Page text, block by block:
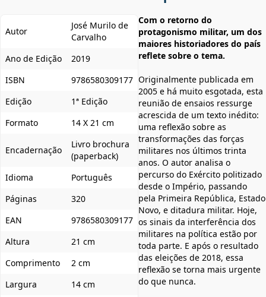
Autor
José Murilo de
Carvalho
Ano de Edição
2019
ISBN
9786580309177
Edição
1ª Edição
Formato
14 X 21 cm
Encadernação
Livro brochura
(paperback)
Idioma
Português
Páginas
320
EAN
9786580309177
Altura
21 cm
Comprimento
2 cm
Largura
14 cm
Com o retorno do
protagonismo militar, um dos
maiores historiadores do país
reflete sobre o tema.
Originalmente publicada em
2005 e há muito esgotada, esta
reunião de ensaios ressurge
acrescida de um texto inédito:
uma reflexão sobre as
transformações das forças
militares nos últimos trinta
anos. O autor analisa o
percurso do Exército politizado
desde o Império, passando
pela Primeira República, Estado
Novo, e ditadura militar. Hoje,
os sinais da interferência dos
militares na política estão por
toda parte. E após o resultado
das eleições de 2018, essa
reflexão se torna mais urgente
do que nunca.